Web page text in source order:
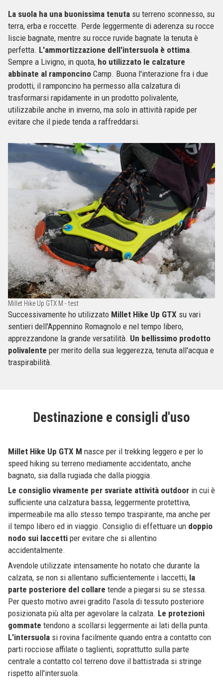
La suola ha una buonissima tenuta su terreno sconnesso, su
terra, erba e roccette. Perde leggermente di aderenza su rocce
liscie bagnate, mentre su rocce ruvide bagnate la tenuta è
perfetta. L'ammortizzazione dell'intersuola è ottima.
Sempre a Livigno, in quota, ho utilizzato le calzature
abbinate al ramponcino Camp. Buona l'interazione fra i due
prodotti, il ramponcino ha permesso alla calzatura di
trasformarsi rapidamente in un prodotto polivalente,
utilizzabile anche in inverno, ma solo in attività rapide per
evitare che il piede tenda a raffreddarsi.
Millet Hike Up GTX M - test
Successivamente ho utilizzato Millet Hike Up GTX su vari
sentieri dell'Appennino Romagnolo e nel tempo libero,
apprezzandone la grande versatilità. Un bellissimo prodotto
polivalente per merito della sua leggerezza, tenuta all'acqua e
traspirabilità.
Destinazione e consigli d'uso
Millet Hike Up GTX M nasce per il trekking leggero e per lo
speed hiking su terreno mediamente accidentato, anche
bagnato, sia dalla rugiada che dalla pioggia.
Le consiglio vivamente per svariate attività outdoor in cui è
sufficiente una calzatura bassa, leggermente protettiva,
impermeabile ma allo stesso tempo traspirante, ma anche per
il tempo libero ed in viaggio. Consiglio di effettuare un doppio
nodo sui laccetti per evitare che si allentino
accidentalmente.
Avendole utilizzate intensamente ho notato che durante la
calzata, se non si allentano sufficientemente i laccetti, la
parte posteriore del collare tende a piegarsi su se stessa.
Per questo motivo avrei gradito l'asola di tessuto posteriore
posizionata più alta per agevolare la calzata. Le protezioni
gommate tendono a scollarsi leggermente ai lati della punta.
L'intersuola si rovina facilmente quando entra a contatto con
parti rocciose affilate o taglienti, soprattutto sulla parte
centrale a contatto col terreno dove il battistrada si stringe
rispetto all'intersuola.